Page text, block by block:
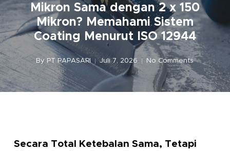
Mikron Sama dengan 2 x 150
Mikron? Memahami Sistem
Coating Menurut ISO 12944
By PT PAPASARI Juli 7, 2026 No Comments
Secara Total Ketebalan Sama, Tetapi